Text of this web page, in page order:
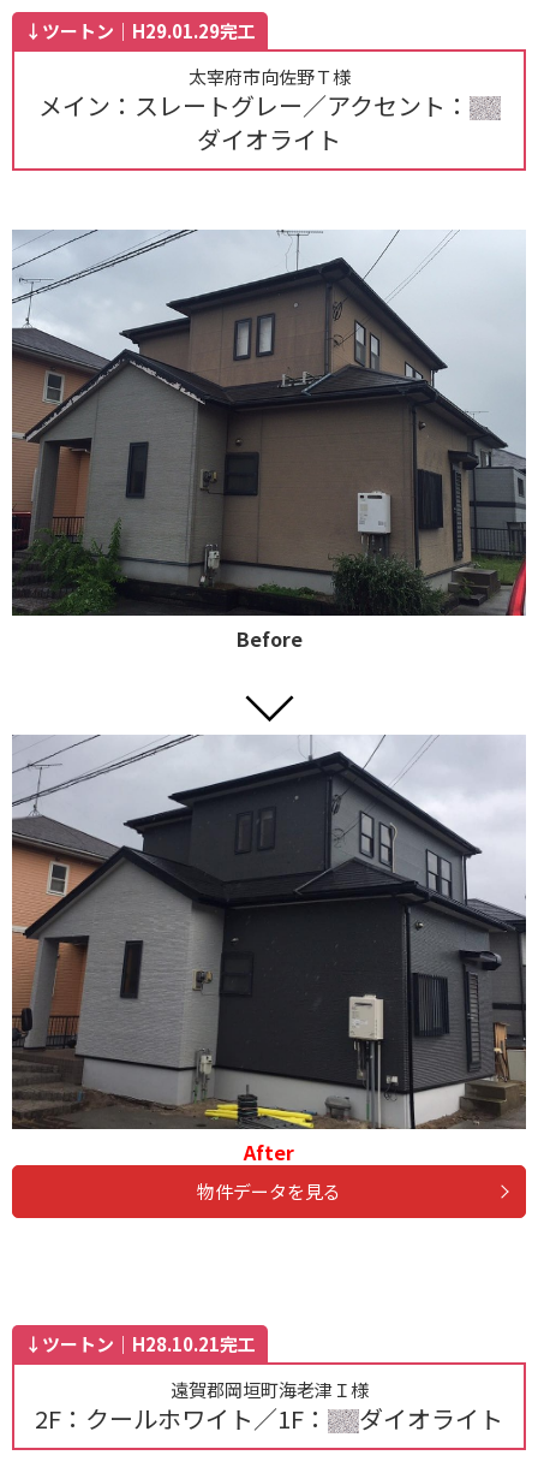
↓ツートン｜H29.01.29完工
太宰府市向佐野Ｔ様
メイン：スレートグレー／アクセント：
ダイオライト
Before
After
物件データを見る
↓ツートン｜H28.10.21完工
遠賀郡岡垣町海老津Ｉ様
2F：クールホワイト／1F： ダイオライト